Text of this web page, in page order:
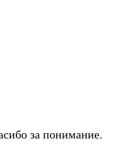
за понимание.